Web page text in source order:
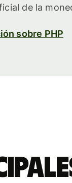
de la
sobre PHP